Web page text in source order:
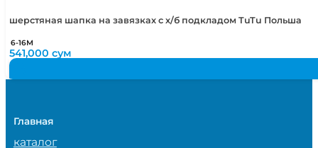
шерстяная шапка на завязках с х/б подкладом TuTu Польша
6-16М
541,000сум
Главная
каталог